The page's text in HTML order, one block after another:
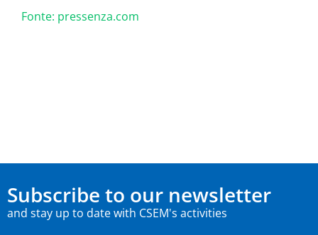
Fonte: pressenza.com
Subscribe to our newsletter
and stay up to date with CSEM's activities